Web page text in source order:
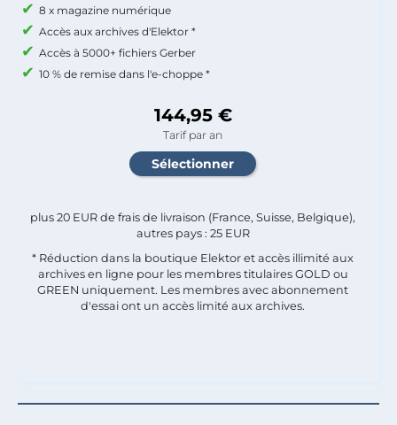
8 x magazine numérique
Accès aux archives d'Elektor *
Accès à 5000+ fichiers Gerber
10 % de remise dans l'e-choppe *
144,95 €
Tarif par an
plus 20 EUR de frais de livraison (France, Suisse, Belgique),
autres pays : 25 EUR
* Réduction dans la boutique Elektor et accès illimité aux
archives en ligne pour les membres titulaires GOLD ou
GREEN uniquement. Les membres avec abonnement
d'essai ont un accès limité aux archives.